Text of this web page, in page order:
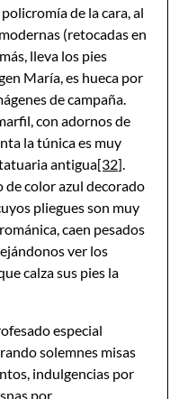
de la cara, al
(retocadas en
lleva los pies
María, es hueca por
de campaña.
con adornos de
la túnica es muy
antigua[32].
de color azul decorado
pliegues son muy
caen pesados
ver los
calza sus pies la
especial
solemnes misas
indulgencias por
por